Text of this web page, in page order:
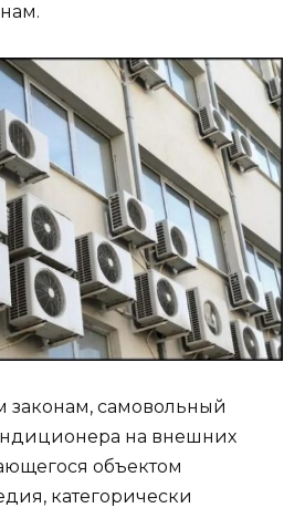
самовольный
на внешних
объектом
категорически